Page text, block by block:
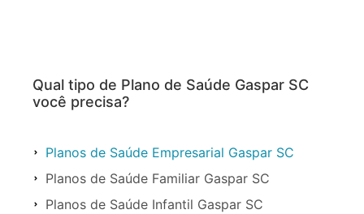
Qual tipo de Plano de Saúde Gaspar SC
você precisa?
Planos de Saúde Empresarial Gaspar SC
Planos de Saúde Familiar Gaspar SC
Planos de Saúde Infantil Gaspar SC